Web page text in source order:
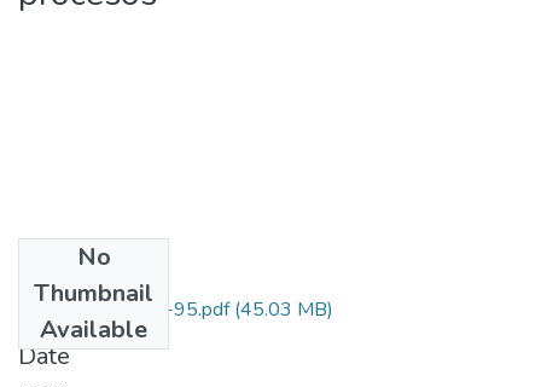
No
Thumbnail
Available
1101-11-248-95.pdf(45.03 MB)
Date